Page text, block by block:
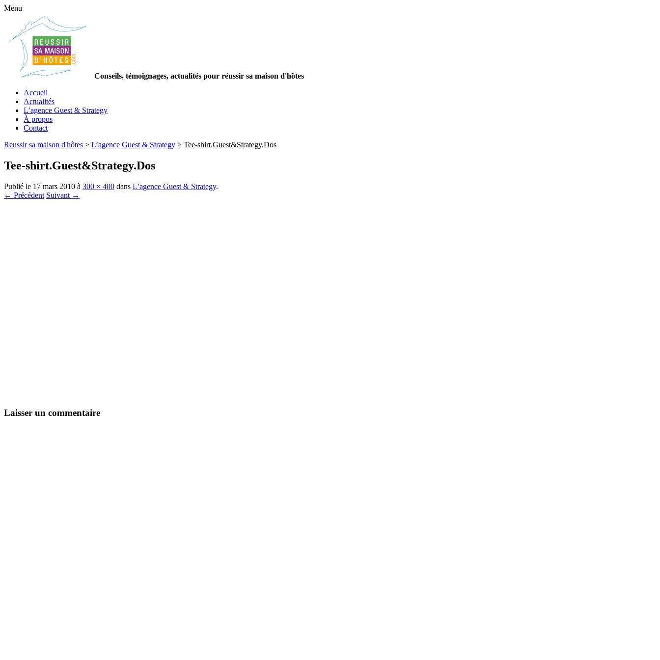
Menu
Conseils, témoignages, actualités pour réussir sa maison d'hôtes
Accueil
Actualités
L’agence Guest & Strategy
À propos
Contact
Reussir sa maison d'hôtes > L’agence Guest & Strategy > Tee-shirt.Guest&Strategy.Dos
Tee-shirt.Guest&Strategy.Dos
Publié le 17 mars 2010 à 300 × 400 dans L’agence Guest & Strategy.
← Précédent Suivant →
Laisser un commentaire